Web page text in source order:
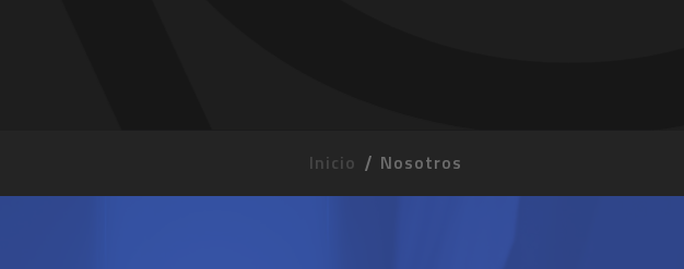
Inicio Nosotros